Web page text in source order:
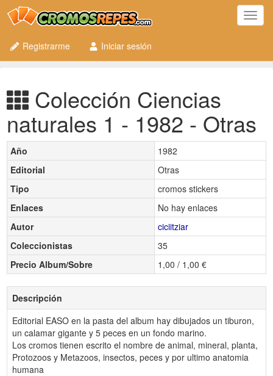
Registrarme
Iniciar sesión
Colección Ciencias
naturales 1 - 1982 - Otras
Año
1982
Editorial
Otras
Tipo
cromos stickers
Enlaces
No hay enlaces
Autor
ciciitziar
Coleccionistas
35
Precio Album/Sobre
1,00 / 1,00 €
Descripción
Editorial EASO en la pasta del album hay dibujados un tiburon,
un calamar gigante y 5 peces en un fondo marino.
Los cromos tienen escrito el nombre de animal, mineral, planta,
Protozoos y Metazoos, insectos, peces y por ultimo anatomia
humana